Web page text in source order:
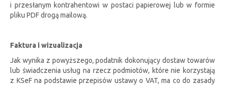
i przesłanym kontrahentowi w postaci papierowej lub w formie
pliku PDF drogą mailową.
Faktura i wizualizacja
Jak wynika z powyższego, podatnik dokonujący dostaw towarów
lub świadczenia usług na rzecz podmiotów, które nie korzystają
z KSeF na podstawie przepisów ustawy o VAT, ma co do zasady